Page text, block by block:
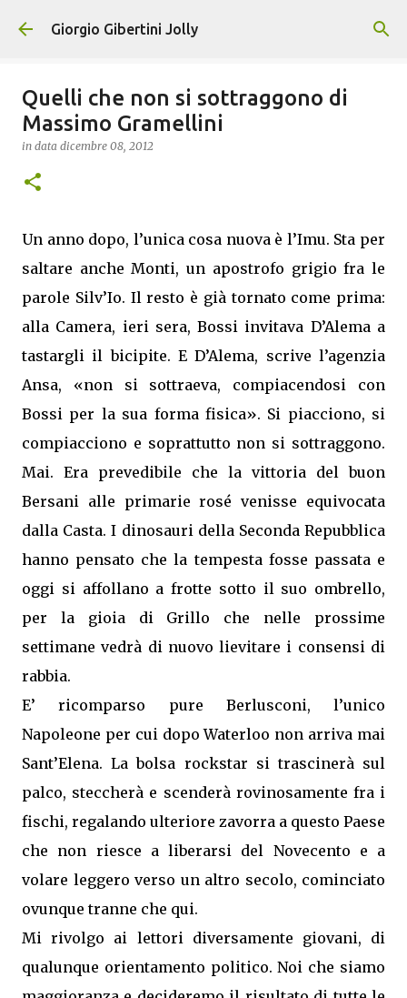
Passa ai contenuti principali
Giorgio Gibertini Jolly
Quelli che non si sottraggono di
Massimo Gramellini
in data dicembre 08, 2012
Un anno dopo, l’unica cosa nuova è l’Imu. Sta per
saltare anche Monti, un apostrofo grigio fra le
parole Silv’Io. Il resto è già tornato come prima:
alla Camera, ieri sera, Bossi invitava D’Alema a
tastargli il bicipite. E D’Alema, scrive l’agenzia
Ansa, «non si sottraeva, compiacendosi con
Bossi per la sua forma fisica». Si piacciono, si
compiacciono e soprattutto non si sottraggono.
Mai. Era prevedibile che la vittoria del buon
Bersani alle primarie rosé venisse equivocata
dalla Casta. I dinosauri della Seconda Repubblica
hanno pensato che la tempesta fosse passata e
oggi si affollano a frotte sotto il suo ombrello,
per la gioia di Grillo che nelle prossime
settimane vedrà di nuovo lievitare i consensi di
rabbia.
E’ ricomparso pure Berlusconi, l’unico
Napoleone per cui dopo Waterloo non arriva mai
Sant’Elena. La bolsa rockstar si trascinerà sul
palco, steccherà e scenderà rovinosamente fra i
fischi, regalando ulteriore zavorra a questo Paese
che non riesce a liberarsi del Novecento e a
volare leggero verso un altro secolo, cominciato
ovunque tranne che qui.
Mi rivolgo ai lettori diversamente giovani, di
qualunque orientamento politico. Noi che siamo